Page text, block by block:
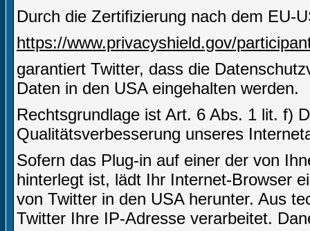
Durch die Zertifizierung nach dem EU-
https://www.privacyshield.gov/
garantiert Twitter, dass die
Daten in den USA eingehalten werden.
Rechtsgrundlage ist Art. 6 Abs. 1 lit. f)
Qualitätsverbesserung unseres
Sofern das Plug-in auf einer der von
hinterlegt ist, lädt Ihr Internet-Browser
von Twitter in den USA herunter. Aus
Twitter Ihre IP-Adresse verarbeitet.